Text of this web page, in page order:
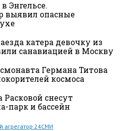
Энгельсе.
выявил опасные
катера девочку из
санавиацией в Москву
Германа Титова
космоса
Расковой снесут
парк и бассейн
агрегатор 24СМИ